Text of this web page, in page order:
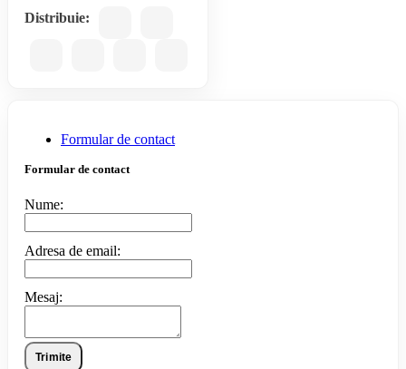
Distribuie:
Formular de contact
Formular de contact
Nume:
Adresa de email:
Mesaj:
Trimite